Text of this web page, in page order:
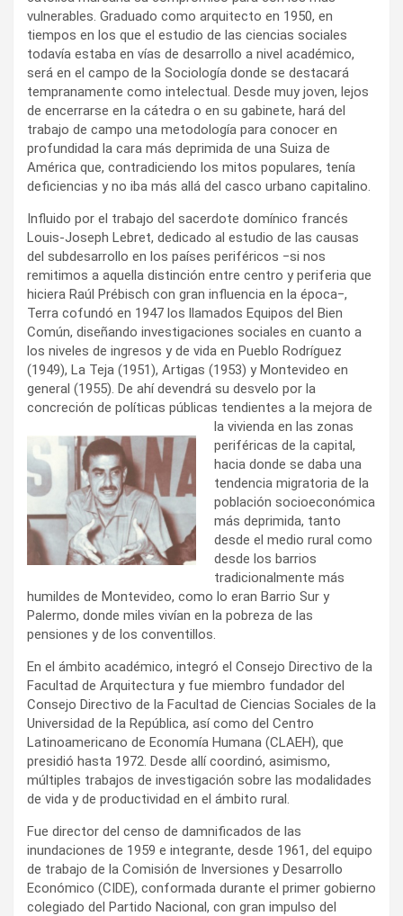
vulnerables. Graduado como arquitecto en 1950, en
tiempos en los que el estudio de las ciencias sociales
todavía estaba en vías de desarrollo a nivel académico,
será en el campo de la Sociología donde se destacará
tempranamente como intelectual. Desde muy joven, lejos
de encerrarse en la cátedra o en su gabinete, hará del
trabajo de campo una metodología para conocer en
profundidad la cara más deprimida de una Suiza de
América que, contradiciendo los mitos populares, tenía
deficiencias y no iba más allá del casco urbano capitalino.
Influido por el trabajo del sacerdote domínico francés
Louis-Joseph Lebret, dedicado al estudio de las causas
del subdesarrollo en los países periféricos ‒si nos
remitimos a aquella distinción entre centro y periferia que
hiciera Raúl Prébisch con gran influencia en la época‒,
Terra cofundó en 1947 los llamados Equipos del Bien
Común, diseñando investigaciones sociales en cuanto a
los niveles de ingresos y de vida en Pueblo Rodríguez
(1949), La Teja (1951), Artigas (1953) y Montevideo en
general (1955). De ahí devendrá su desvelo por la
concreción de políticas públicas tendientes a la mejora de
la vivienda en las zonas
periféricas de la capital,
hacia donde se daba una
tendencia migratoria de la
población socioeconómica
más deprimida, tanto
desde el medio rural como
desde los barrios
tradicionalmente más
humildes de Montevideo, como lo eran Barrio Sur y
Palermo, donde miles vivían en la pobreza de las
pensiones y de los conventillos.
En el ámbito académico, integró el Consejo Directivo de la
Facultad de Arquitectura y fue miembro fundador del
Consejo Directivo de la Facultad de Ciencias Sociales de la
Universidad de la República, así como del Centro
Latinoamericano de Economía Humana (CLAEH), que
presidió hasta 1972. Desde allí coordinó, asimismo,
múltiples trabajos de investigación sobre las modalidades
de vida y de productividad en el ámbito rural.
Fue director del censo de damnificados de las
inundaciones de 1959 e integrante, desde 1961, del equipo
de trabajo de la Comisión de Inversiones y Desarrollo
Económico (CIDE), conformada durante el primer gobierno
colegiado del Partido Nacional, con gran impulso del